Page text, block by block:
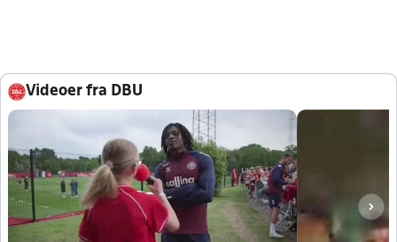
Videoer fra DBU